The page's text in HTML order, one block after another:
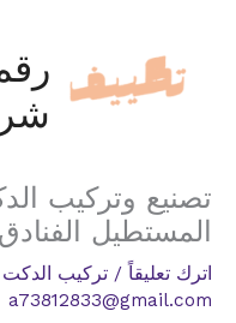
المحتوى
تصنيع وتركيب
المستطيل الفنادق
اترك تعليقاً / تركيب الدكت
a73812833@gmail.com